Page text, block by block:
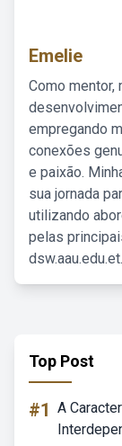
Emelie
Como mentor,
empregando
conexões
e paixão.
sua jornada
utilizando
pelas
dsw.aau.edu.et.
Top Post
#1 A